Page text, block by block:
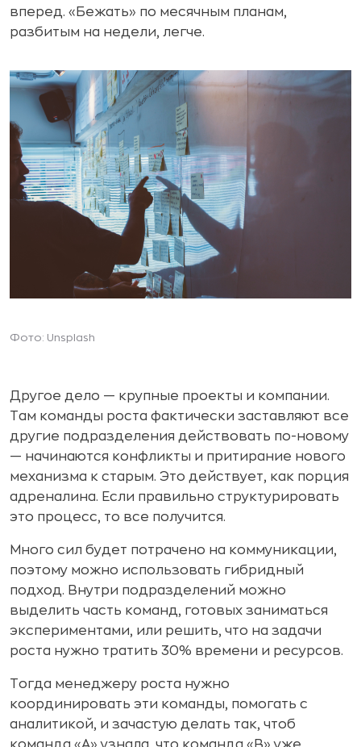
вперед. «Бежать» по месячным планам,
разбитым на недели, легче.
Фото: Unsplash
Другое дело — крупные проекты и компании.
Там команды роста фактически заставляют все
другие подразделения действовать по-новому
— начинаются конфликты и притирание нового
механизма к старым. Это действует, как порция
адреналина. Если правильно структурировать
это процесс, то все получится.
Много сил будет потрачено на коммуникации,
поэтому можно использовать гибридный
подход. Внутри подразделений можно
выделить часть команд, готовых заниматься
экспериментами, или решить, что на задачи
роста нужно тратить 30% времени и ресурсов.
Тогда менеджеру роста нужно
координировать эти команды, помогать с
аналитикой, и зачастую делать так, чтоб
команда «А» узнала, что команда «В» уже